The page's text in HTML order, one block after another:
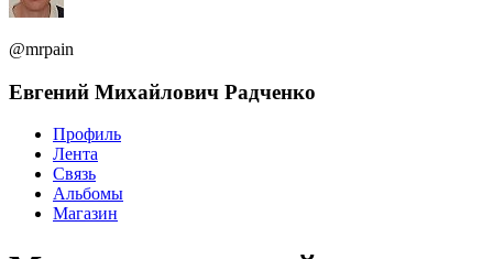
@mrpain
Евгений Михайлович Радченко
Профиль
Лента
Связь
Альбомы
Магазин